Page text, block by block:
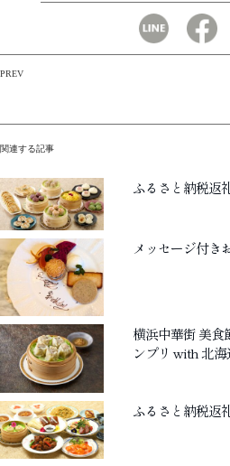
投
稿
ナ
ビ
ゲ
ー
シ
ョ
ン
PREV
関連する記事
ふるさと納税返
メッセージ付き
横浜中華街 美食
ンプリ with 北海
ふるさと納税返